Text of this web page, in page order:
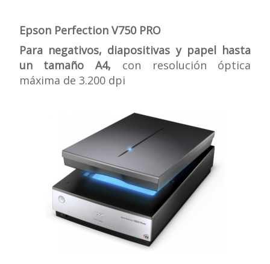
Epson Perfection V750 PRO
Para negativos, diapositivas y papel hasta
un tamaño A4, con resolución óptica
máxima de 3.200 dpi